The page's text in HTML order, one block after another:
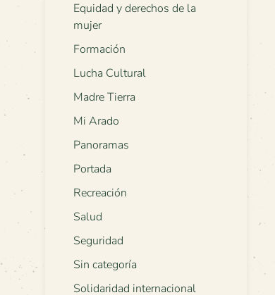
Equidad y derechos de la
mujer
Formación
Lucha Cultural
Madre Tierra
Mi Arado
Panoramas
Portada
Recreación
Salud
Seguridad
Sin categoría
Solidaridad internacional